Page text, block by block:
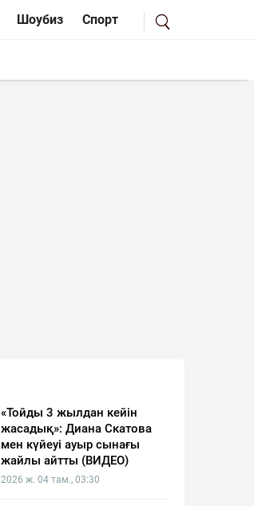
Шоубиз Спорт
«Тойды 3 жылдан кейін
жасадық»: Диана Скатова
мен күйеуі ауыр сынағы
жайлы айтты (ВИДЕО)
2026 ж. 04 там., 03:30